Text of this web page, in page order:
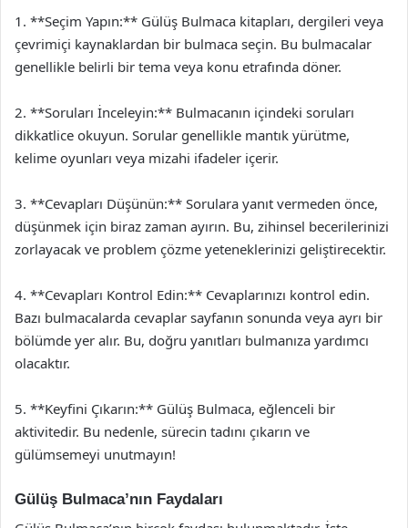
1. **Seçim Yapın:** Gülüş Bulmaca kitapları, dergileri veya
çevrimiçi kaynaklardan bir bulmaca seçin. Bu bulmacalar
genellikle belirli bir tema veya konu etrafında döner.
2. **Soruları İnceleyin:** Bulmacanın içindeki soruları
dikkatlice okuyun. Sorular genellikle mantık yürütme,
kelime oyunları veya mizahi ifadeler içerir.
3. **Cevapları Düşünün:** Sorulara yanıt vermeden önce,
düşünmek için biraz zaman ayırın. Bu, zihinsel becerilerinizi
zorlayacak ve problem çözme yeteneklerinizi geliştirecektir.
4. **Cevapları Kontrol Edin:** Cevaplarınızı kontrol edin.
Bazı bulmacalarda cevaplar sayfanın sonunda veya ayrı bir
bölümde yer alır. Bu, doğru yanıtları bulmanıza yardımcı
olacaktır.
5. **Keyfini Çıkarın:** Gülüş Bulmaca, eğlenceli bir
aktivitedir. Bu nedenle, sürecin tadını çıkarın ve
gülümsemeyi unutmayın!
Gülüş Bulmaca’nın Faydaları